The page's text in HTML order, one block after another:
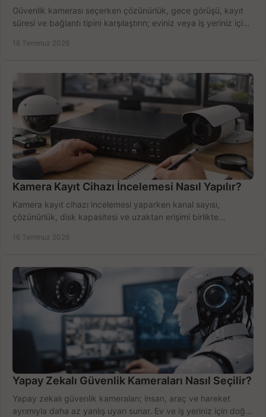
Güvenlik kamerası seçerken çözünürlük, gece görüşü, kayıt
süresi ve bağlantı tipini karşılaştırın; eviniz veya iş yeriniz için
18 Temmuz 2026
Kamera Kayıt Cihazı İncelemesi Nasıl Yapılır?
Kamera kayıt cihazı incelemesi yaparken kanal sayısı,
çözünürlük, disk kapasitesi ve uzaktan erişimi birlikte
16 Temmuz 2026
Yapay Zekalı Güvenlik Kameraları Nasıl Seçilir?
Yapay zekalı güvenlik kameraları; insan, araç ve hareket
ayrımıyla daha az yanlış uyarı sunar. Ev ve iş yeriniz için doğru